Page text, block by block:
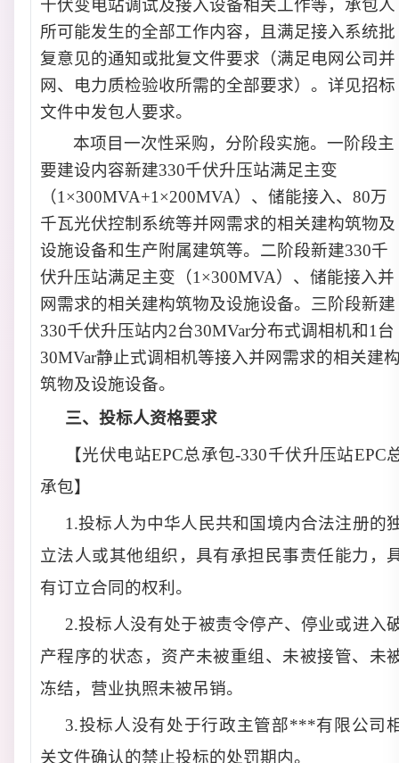
千伏变电站调试及接入设备相关工作等，承包人
所可能发生的全部工作内容，且满足接入系统批
复意见的通知或批复文件要求（满足电网公司并
网、电力质检验收所需的全部要求） 。 详见招标
文件中发包人要求。
本项目一次性采购，分阶段实施。一阶段主
要建设内容新建330千伏升压站满足主变
（1×300MVA+1×200MVA）、储能接入、80万
千瓦光伏控制系统等并网需求的相关建构筑物及
设施设备和生产附属建筑等。二阶段新建330千
伏升压站满足主变（1×300MVA）、储能接入并
网需求的相关建构筑物及设施设备。三阶段新建
330千伏升压站内2台30MVar分布式调相机和1台
30MVar静止式调相机等接入并网需求的相关建
筑物及设施设备。
三、 投标人资格要求
【光伏电站EPC总承包-330千伏升压站EPC
承包】
1.投标人为中华人民共和国境内合法注册的
立法人或其他组织，具有承担民事责任能力，
有订立合同的权利。
2.投标人没有处于被责令停产、停业或进入
产程序的状态，资产未被重组、未被接管、未
冻结，营业执照未被吊销。
3.投标人没有处于行政主管部***有限公司
关文件确认的禁止投标的处罚期内。